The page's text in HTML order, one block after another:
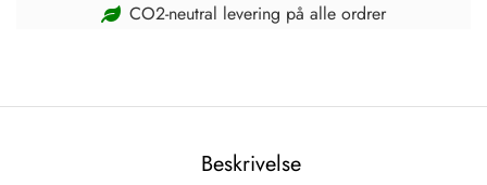
CO2-neutral levering på alle ordrer
Beskrivelse